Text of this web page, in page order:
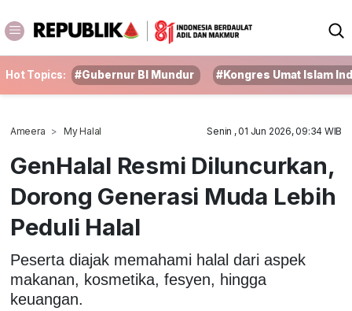
Hot Topics: #Gubernur BI Mundur #Kongres Umat Islam
Ameera My Halal Senin , 01 Jun 2026, 09:34 WIB
GenHalal Resmi Diluncurkan,
Dorong Generasi Muda Lebih
Peduli Halal
Peserta diajak memahami halal dari aspek
makanan, kosmetika, fesyen, hingga
keuangan.